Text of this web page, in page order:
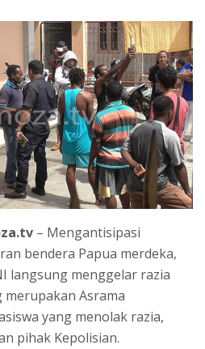
– Mengantisipasi
bendera Papua merdeka,
langsung menggelar razia
merupakan Asrama
yang menolak razia,
pihak Kepolisian.